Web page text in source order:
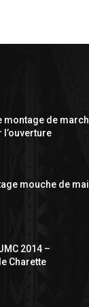
montage de march
l’ouverture
mouche de mai
2014 –
Charette